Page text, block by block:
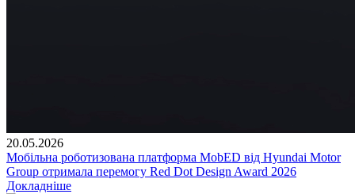
20.05.2026
Мобільна роботизована платформа MobED від Hyundai Motor
Group отримала перемогу Red Dot Design Award 2026
Докладніше